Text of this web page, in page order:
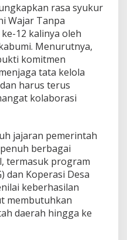
rasa syukur
Wajar Tanpa
12 kalinya oleh
Menurutnya,
komitmen
tata kelola
harus terus
kolaborasi
jajaran pemerintah
berbagai
termasuk program
dan Koperasi Desa
keberhasilan
membutuhkan
daerah hingga ke